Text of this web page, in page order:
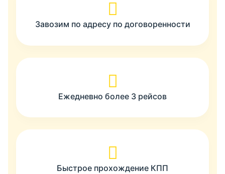
Завозим по адресу по договоренности
Ежедневно более 3 рейсов
Быстрое прохождение КПП